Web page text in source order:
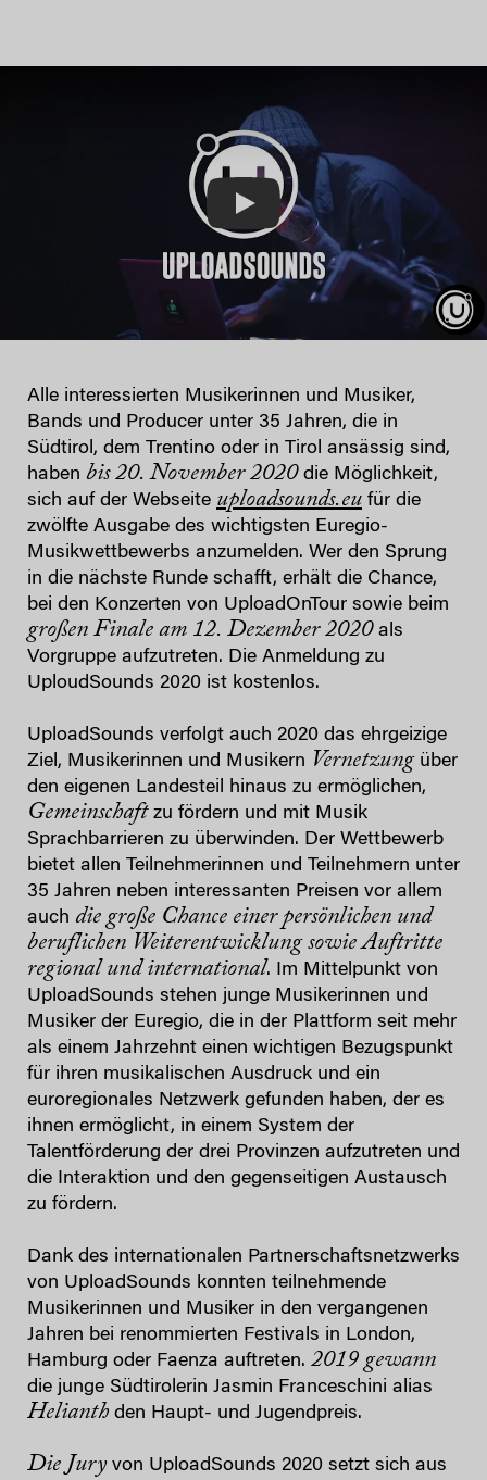
Alle interessierten Musikerinnen und Musiker,
Bands und Producer unter 35 Jahren, die in
Südtirol, dem Trentino oder in Tirol ansässig sind,
haben bis 20. November 2020die Möglichkeit,
sich auf der Webseite uploadsounds.eu für die
zwölfte Ausgabe des wichtigsten Euregio-
Musikwettbewerbs anzumelden. Wer den Sprung
in die nächste Runde schafft, erhält die Chance,
bei den Konzerten von UploadOnTour​ sowie beim
großen Finale am 12. Dezember 2020als
Vorgruppe aufzutreten. Die Anmeldung zu
UploudSounds 2020 ist kostenlos.
UploadSounds verfolgt auch 2020 das ehrgeizige
Ziel, Musikerinnen und Musikern Vernetzungüber
den eigenen Landesteil hinaus zu ermöglichen,
Gemeinschaftzu fördern und mit Musik
Sprachbarrieren zu überwinden. Der Wettbewerb
bietet allen Teilnehmerinnen und Teilnehmern unter
35 Jahren neben interessanten Preisen vor allem
auch die große Chance einer persönlichen und
beruflichen Weiterentwicklung sowie Auftritte
regional und international. Im Mittelpunkt von
UploadSounds stehen junge Musikerinnen und
Musiker der Euregio, die in der Plattform seit mehr
als einem Jahrzehnt einen wichtigen Bezugspunkt
für ihren musikalischen Ausdruck und ein
euroregionales Netzwerk gefunden haben, der es
ihnen ermöglicht, in einem System der
Talentförderung der drei Provinzen aufzutreten und
die Interaktion und den gegenseitigen Austausch
zu fördern.
Dank des internationalen Partnerschaftsnetzwerks
von UploadSounds konnten teilnehmende
Musikerinnen und Musiker in den vergangenen
Jahren bei renommierten Festivals in London,
Hamburg oder Faenza auftreten. 2019 gewann
die junge Südtirolerin Jasmin Franceschini alias
Helianth den Haupt- und Jugendpreis.
Die Juryvon UploadSounds 2020 setzt sich aus